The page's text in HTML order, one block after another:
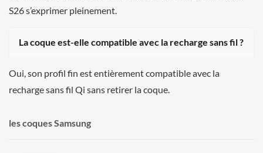
S26 s’exprimer pleinement.
La coque est-elle compatible avec la recharge sans fil ?
Oui, son profil fin est entièrement compatible avec la
recharge sans fil Qi sans retirer la coque.
les coques Samsung